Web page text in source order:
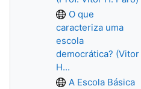
O que
caracteriza uma
escola
democrática? (Vitor
H...
A Escola Básica